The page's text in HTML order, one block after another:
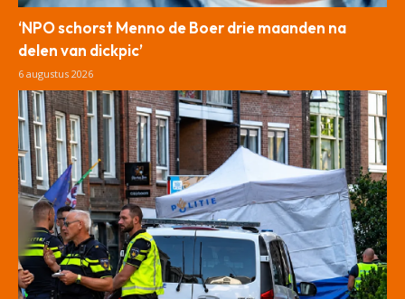
‘NPO schorst Menno de Boer drie maanden na
delen van dickpic’
6 augustus 2026